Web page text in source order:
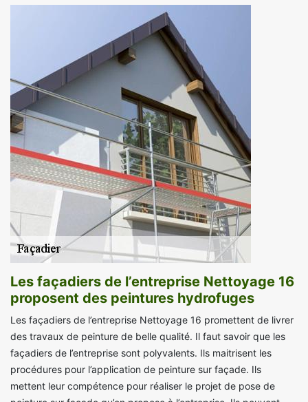
Les façadiers de l’entreprise Nettoyage 16
proposent des peintures hydrofuges
Les façadiers de l’entreprise Nettoyage 16 promettent de livrer
des travaux de peinture de belle qualité. Il faut savoir que les
façadiers de l’entreprise sont polyvalents. Ils maitrisent les
procédures pour l’application de peinture sur façade. Ils
mettent leur compétence pour réaliser le projet de pose de